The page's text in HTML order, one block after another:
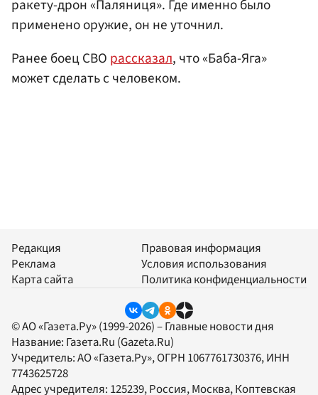
ракету-дрон «Паляниця». Где именно было
применено оружие, он не уточнил.
Ранее боец СВО рассказал, что «Баба-Яга»
может сделать с человеком.
Редакция
Реклама
Карта сайта
Правовая информация
Условия использования
Политика конфиденциальности
© АО «Газета.Ру» (1999-2026) – Главные новости дня
Название: Газета.Ru (Gazeta.Ru)
Учредитель:АО «Газета.Ру», ОГРН 1067761730376, ИНН
7743625728
Адрес учредителя: 125239, Россия, Москва, Коптевская